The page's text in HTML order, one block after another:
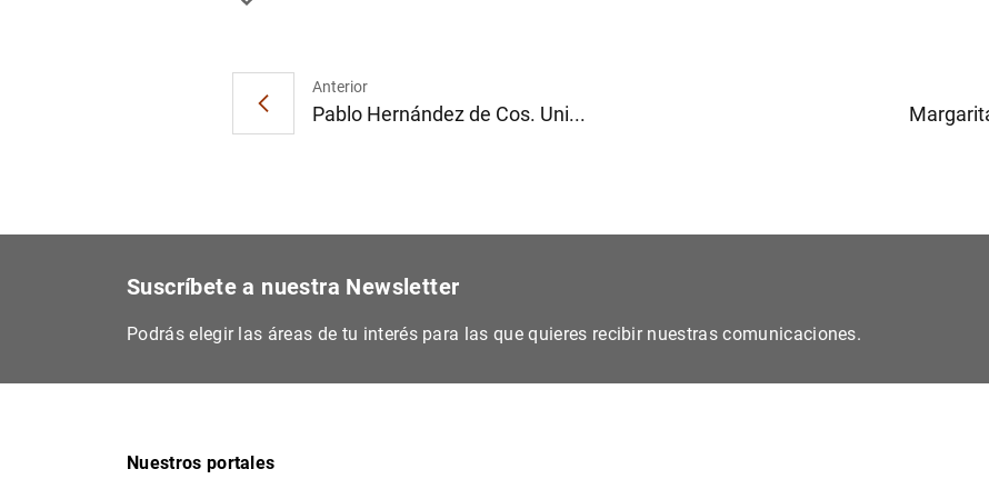
Anterior
Pablo Hernández de Cos. Uni...
Suscríbete a nuestra Newsletter
Podrás elegir las áreas de tu interés para las que quieres recibir nuestras comunicaciones.
Nuestros portales